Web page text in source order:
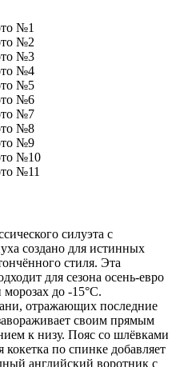
силуэта с
создано для истинных
стиля. Эта
для сезона осень-евро
до -15°C.
отражающих последние
своим прямым
к низу. Пояс со шлёвками
кокетка по спинке добавляет
английский воротник с